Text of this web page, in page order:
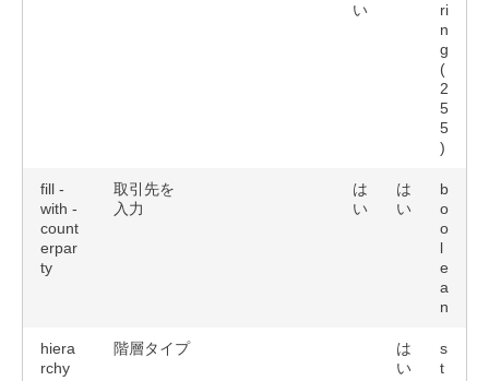
い
ri
n
g
(
2
5
5
)
fill -
with -
count
erpar
ty
取引先を
入力
は
い
は
い
b
o
o
l
e
a
n
hiera
rchy
階層タイプ
は
い
s
t